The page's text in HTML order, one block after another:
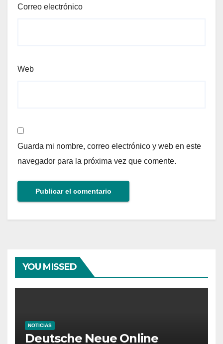
Correo electrónico
Web
Guarda mi nombre, correo electrónico y web en este
navegador para la próxima vez que comente.
YOU MISSED
NOTICIAS
Deutsche Neue Online